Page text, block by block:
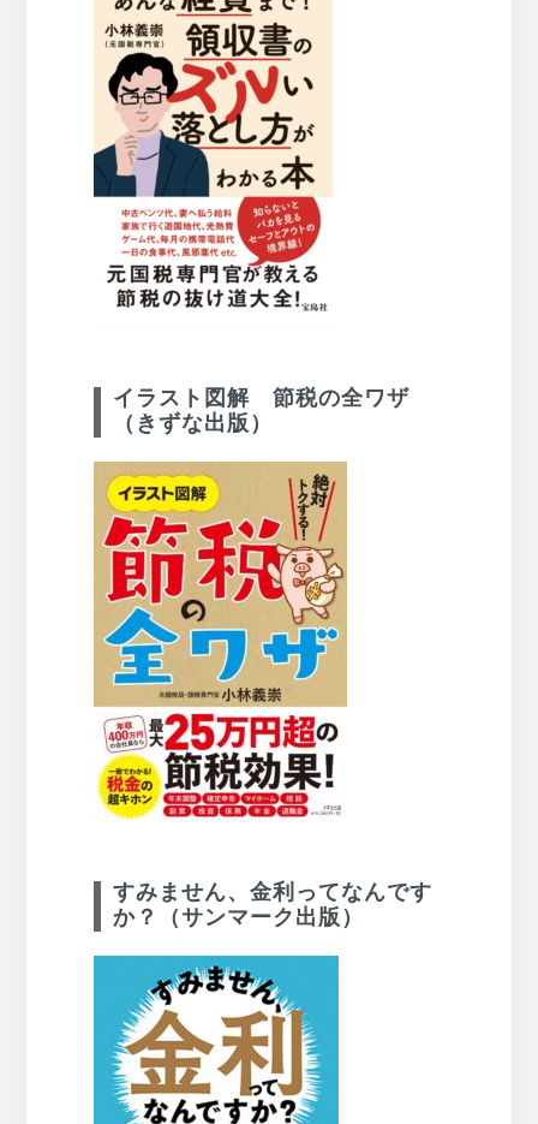
イラスト図解 節税の全ワザ
（きずな出版）
すみません、金利ってなんです
か？（サンマーク出版）